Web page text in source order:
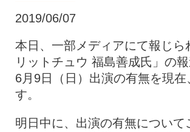
ファンクラブ
2019/06/07
本日、一部メディアにて報じら
リットチュウ 福島善成氏」の
6月9日（日）出演の有無を現
す。
明日中に、出演の有無について